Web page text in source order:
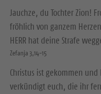
Jauchze, du Tochter Zion!
fröhlich von ganzem
HERR hat deine Strafe
Zefanja 3,14-15
Christus ist gekommen
verkündigt euch, die ihr